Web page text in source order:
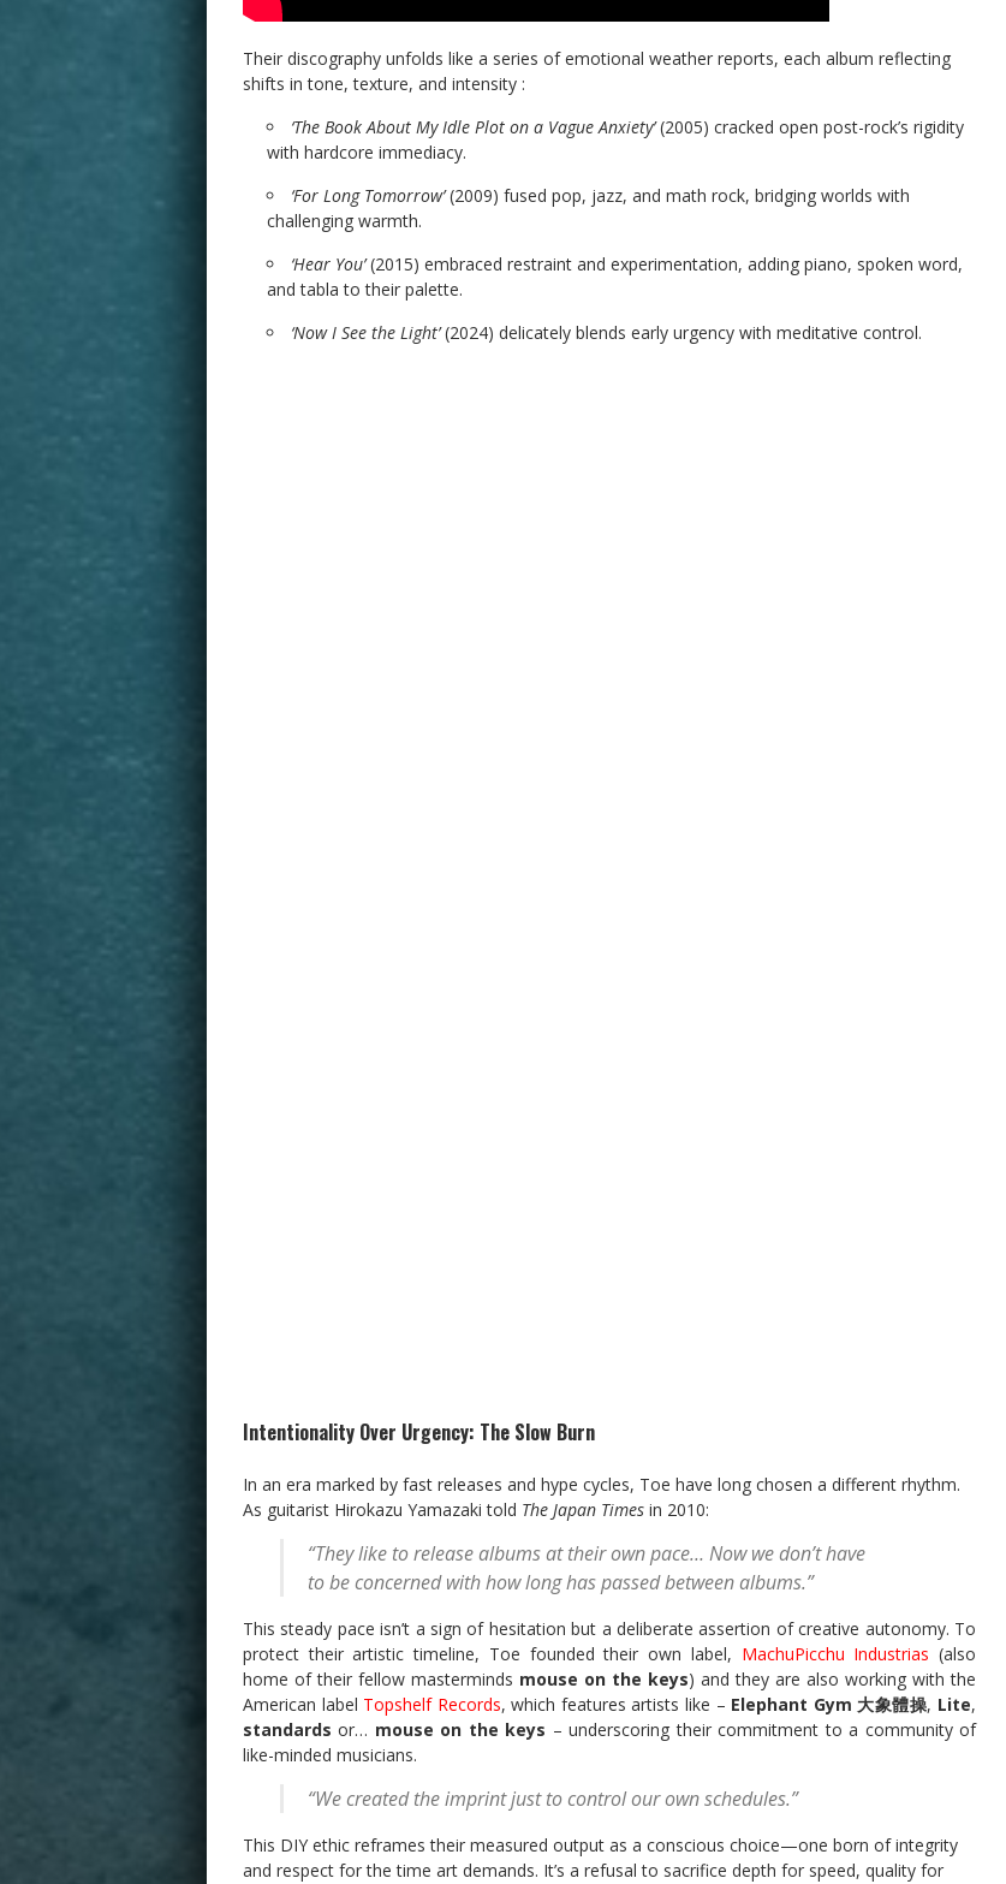
Their discography unfolds like a series of emotional weather reports, each album reflecting
shifts in tone, texture, and intensity :
‘The Book About My Idle Plot on a Vague Anxiety’(2005) cracked open post-rock’s rigidity
with hardcore immediacy.
‘For Long Tomorrow’(2009) fused pop, jazz, and math rock, bridging worlds with
challenging warmth.
‘Hear You’(2015) embraced restraint and experimentation, adding piano, spoken word,
and tabla to their palette.
‘Now I See the Light’(2024) delicately blends early urgency with meditative control.
Intentionality Over Urgency: The Slow Burn
In an era marked by fast releases and hype cycles, Toe have long chosen a different rhythm.
As guitarist Hirokazu Yamazaki told The Japan Times in 2010:
“They like to release albums at their own pace… Now we don’t have
to be concerned with how long has passed between albums.”
This steady pace isn’t a sign of hesitation but a deliberate assertion of creative autonomy. To
protect their artistic timeline, Toe founded their own label, MachuPicchu Industrias (also
home of their fellow masterminds mouse on the keys) and they are also working with the
American label Topshelf Records, which features artists like – Elephant Gym 大象體操, Lite,
standards or… mouse on the keys – underscoring their commitment to a community of
like-minded musicians.
“We created the imprint just to control our own schedules.”
This DIY ethic reframes their measured output as a conscious choice—one born of integrity
and respect for the time art demands. It’s a refusal to sacrifice depth for speed, quality for